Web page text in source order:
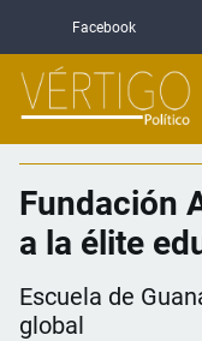
Facebook
Fundación
a la élite
Escuela de
global